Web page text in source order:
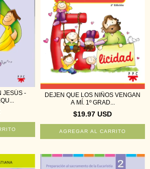
JESÚS -
DEJEN QUE LOS NIÑOS VENGAN
A MÍ. 1º GRAD...
$19.97 USD